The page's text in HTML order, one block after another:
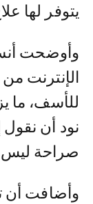
يتوفر لها
وأوضحت
الإنترنت من
للأسف، ما
نود أن
صراحة ليس
وأضافت أن